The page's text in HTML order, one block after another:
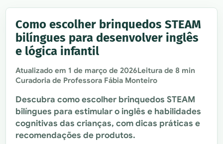
Como escolher brinquedos STEAM
bilíngues para desenvolver inglês
e lógica infantil
Atualizado em1 de março de 2026Leitura de 8 min
Curadoria de Professora Fábia Monteiro
Descubra como escolher brinquedos STEAM
bilíngues para estimular o inglês e habilidades
cognitivas das crianças, com dicas práticas e
recomendações de produtos.